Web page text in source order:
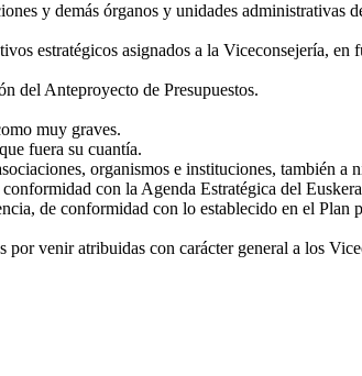
y demás órganos y unidades administrativas
estratégicos asignados a la Viceconsejería,
del Anteproyecto de Presupuestos.
muy graves.
fuera su cuantía.
organismos e instituciones, también a
con la Agenda Estratégica del
de conformidad con lo establecido en el Plan
venir atribuidas con carácter general a los